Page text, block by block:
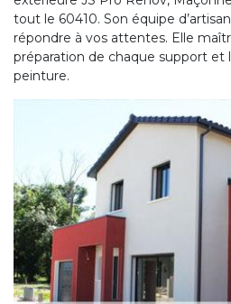
tout le 60410. Son équipe
répondre à vos attentes. Elle
préparation de chaque support et
peinture.